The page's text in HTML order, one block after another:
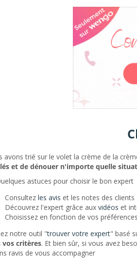
avons trié sur le volet la crème de la
et de dénouer n'importe quelle
astuces pour choisir le bon expert
Consultez les avis et les notes des clients
Découvrez l'expert grâce aux vidéos et
Choisissez en fonction de vos
notre outil "trouver votre expert" basé
vos critères. Et bien sûr, si vous avez
ravis de vous accompagner